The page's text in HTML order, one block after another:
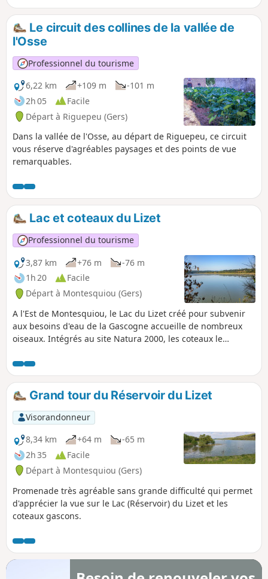
Le circuit des collines de la vallée de
l'Osse
Professionnel du tourisme
6,22 km
+109 m
-101 m
2h 05
Facile
Départ à Riguepeu (Gers)
Dans la vallée de l'Osse, au départ de Riguepeu, ce circuit
vous réserve d'agréables paysages et des points de vue
remarquables.
Lac et coteaux du Lizet
Professionnel du tourisme
3,87 km
+76 m
-76 m
1h 20
Facile
Départ à Montesquiou (Gers)
A l'Est de Montesquiou, le Lac du Lizet créé pour subvenir
aux besoins d'eau de la Gascogne accueille de nombreux
oiseaux. Intégrés au site Natura 2000, les coteaux le
Gers. En remontant dans les bois, vous rejoindrez le chemin
de Saint-Jacques et admirerez le bocage gersois préservé.
Grand tour du Réservoir du Lizet
Visorandonneur
8,34 km
+64 m
-65 m
2h 35
Facile
Départ à Montesquiou (Gers)
Promenade très agréable sans grande difficulté qui permet
d'apprécier la vue sur le Lac (Réservoir) du Lizet et les
coteaux gascons.